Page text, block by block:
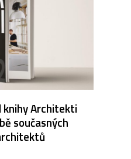
knihy Architekti
současných